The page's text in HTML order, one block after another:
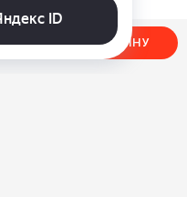
ДОБАВИТЬ В КОРЗИНУ